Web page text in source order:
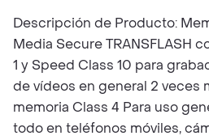
Descripción de Producto:
Media Secure TRANSFLASH
1 y Speed Class 10 para
de vídeos en general 2 veces
memoria Class 4 Para uso
todo en teléfonos móviles,